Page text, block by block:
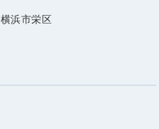
横浜市栄区